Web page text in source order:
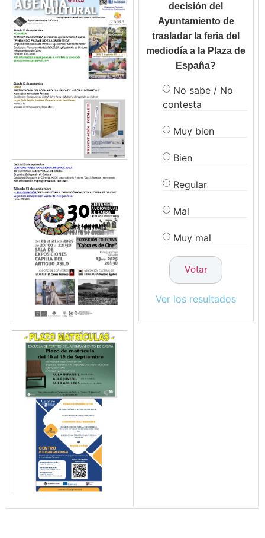
decisión del
Ayuntamiento de
trasladar la feria del
mediodía a la Plaza de
España?
No sabe / No
contesta
Muy bien
Bien
Regular
Mal
Muy mal
Ver los resultados